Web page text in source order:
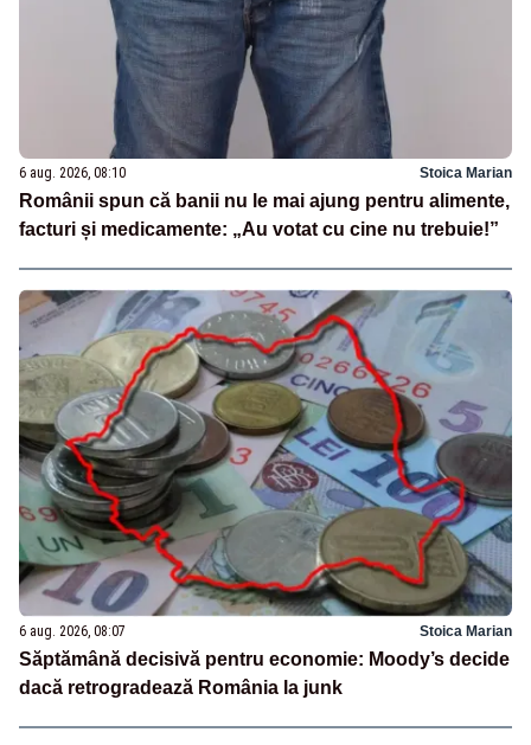
6 aug. 2026, 08:10 Stoica Marian
Românii spun că banii nu le mai ajung pentru alimente,
facturi și medicamente: „Au votat cu cine nu trebuie!”
6 aug. 2026, 08:07 Stoica Marian
Săptămână decisivă pentru economie: Moody’s decide
dacă retrogradează România la junk